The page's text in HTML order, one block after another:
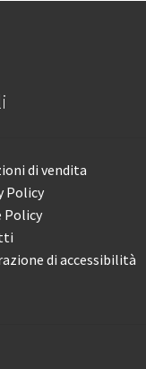
di vendita
Policy
Policy
di accessibilità